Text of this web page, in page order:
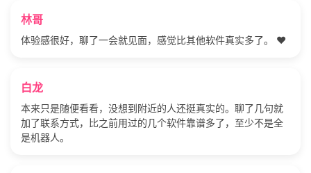
林哥
体验感很好，聊了一会就见面，感觉比其他软件真实多了。 ❤️
白龙
本来只是随便看看，没想到附近的人还挺真实的。聊了几句就
加了联系方式，比之前用过的几个软件靠谱多了，至少不是全
是机器人。